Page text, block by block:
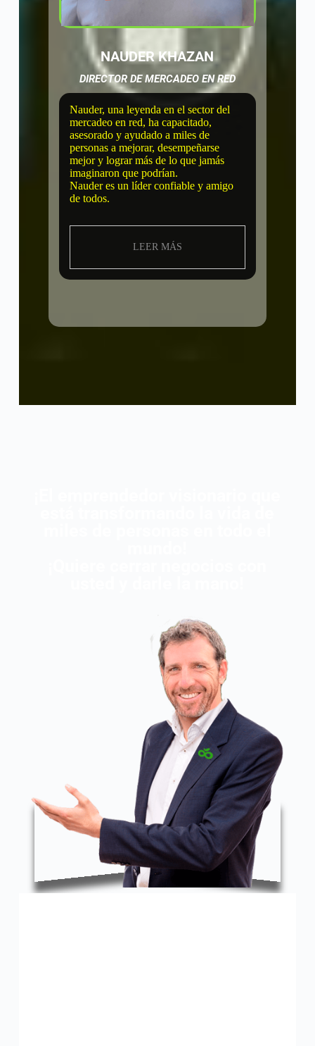
NAUDER KHAZAN
DIRECTOR DE MERCADEO EN RED
Nauder, una leyenda en el sector del
mercadeo en red, ha capacitado,
asesorado y ayudado a miles de
personas a mejorar, desempeñarse
mejor y lograr más de lo que jamás
imaginaron que podrían.
Nauder es un líder confiable y amigo
de todos.
LEER MÁS